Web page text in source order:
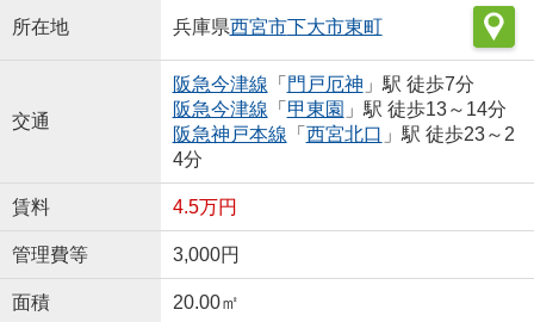
所在地 兵庫県西宮市下大市東町
交通
阪急今津線 「 門戸厄神 」駅 徒歩7分
阪急今津線 「 甲東園 」駅 徒歩13～14分
阪急神戸本線 「 西宮北口 」駅 徒歩23～2
4分
賃料 4.5万円
管理費等 3,000円
面積 20.00㎡